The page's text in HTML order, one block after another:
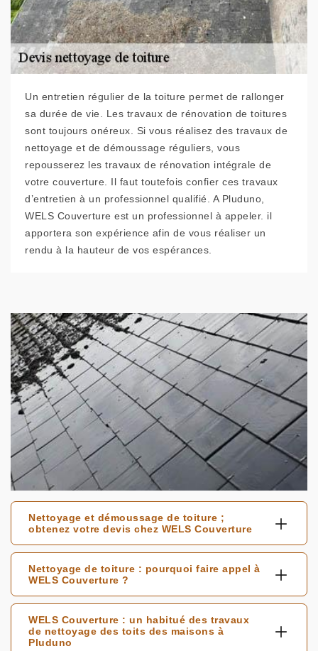
Un entretien régulier de la toiture permet de rallonger
sa durée de vie. Les travaux de rénovation de toitures
sont toujours onéreux. Si vous réalisez des travaux de
nettoyage et de démoussage réguliers, vous
repousserez les travaux de rénovation intégrale de
votre couverture. Il faut toutefois confier ces travaux
d’entretien à un professionnel qualifié. A Pluduno,
WELS Couverture est un professionnel à appeler. il
apportera son expérience afin de vous réaliser un
rendu à la hauteur de vos espérances.
Nettoyage et démoussage de toiture ;
obtenez votre devis chez WELS Couverture
Nettoyage de toiture : pourquoi faire appel à
WELS Couverture ?
WELS Couverture : un habitué des travaux
de nettoyage des toits des maisons à
Pluduno